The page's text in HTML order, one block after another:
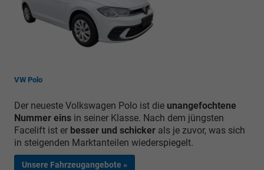
VW Polo
Der neueste Volkswagen Polo ist die unangefochtene
Nummer eins in seiner Klasse. Nach dem jüngsten
Facelift ist er besser und schicker als je zuvor, was sich
in steigenden Marktanteilen wiederspiegelt.
Unsere Fahrzeugangebote »